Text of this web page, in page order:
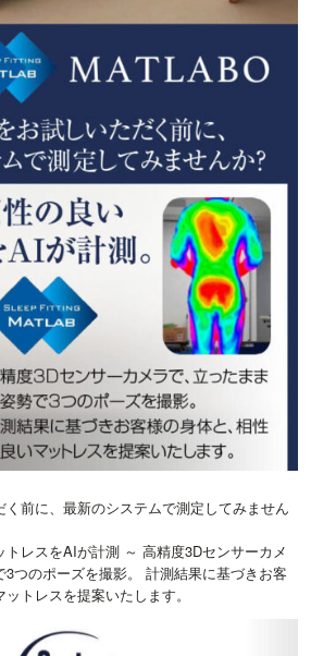
前に、最新のシステムで測定してみません
トレスをAIが計測 ～ 高精度3Dセンサーカメ
つのポーズを撮影。 計測結果に基づきお客
トレスを提案いたします。